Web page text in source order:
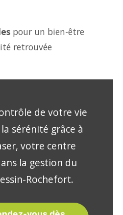
pour un bien-être
retrouvée
de votre vie
sérénité grâce à
votre centre
la gestion du
Rochefort.